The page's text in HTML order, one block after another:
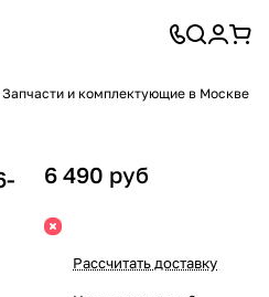
Запчасти и комплектующие в Москве
6 490 руб
Рассчитать доставку